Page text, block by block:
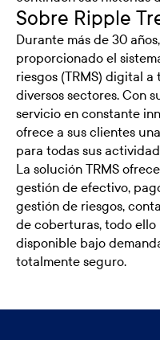
Sobre Ripple
Durante más de 30
proporcionado el
riesgos (TRMS) digital
diversos sectores. Con
servicio en constante
ofrece a sus clientes
para todas sus
La solución TRMS
gestión de efectivo,
gestión de riesgos,
de coberturas, todo
disponible bajo
totalmente seguro.